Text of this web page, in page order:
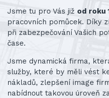
Jsme tu pro Vás již od roku
pracovních pomůcek. Díky
při zabezpečování Vašich
čase.
Jsme dynamická firma,
služby, které by měli vést
nákladů, zlepšení image
nabídnout takovou úroveň